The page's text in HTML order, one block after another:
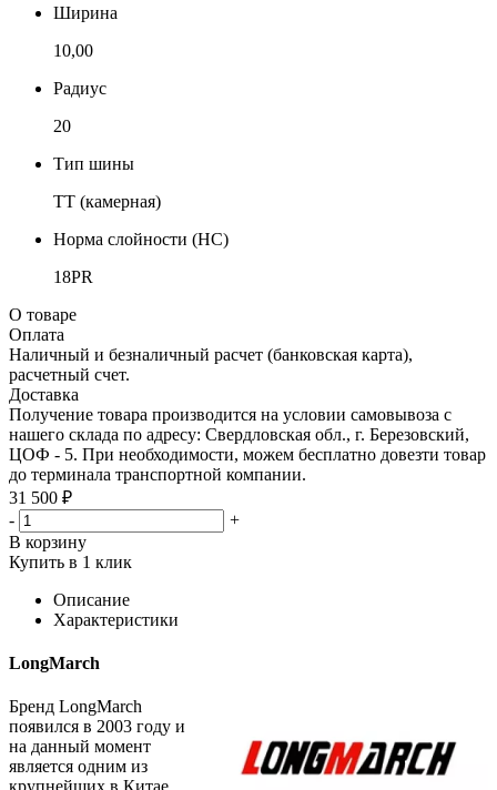
Ширина
10,00
Радиус
20
Тип шины
TT (камерная)
Норма слойности (НС)
18PR
О товаре
Оплата
Наличный и безналичный расчет (банковская карта),
расчетный счет.
Доставка
Получение товара производится на условии самовывоза с
нашего склада по адресу: Свердловская обл., г. Березовский,
ЦОФ - 5. При необходимости, можем бесплатно довезти товар
до терминала транспортной компании.
31 500 ₽
-
+
В корзину
Купить в 1 клик
Описание
Характеристики
LongMarch
Бренд LongMarch
появился в 2003 году и
на данный момент
является одним из